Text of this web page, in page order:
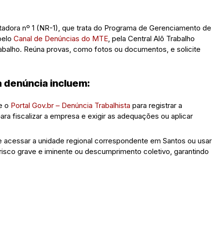
nº 1 (NR-1), que trata do Programa de Gerenciamento de
Canal de Denúncias do MTE , pela Central Alô Trabalho
Reúna provas, como fotos ou documentos, e solicite
incluem:
o Portal Gov.br – Denúncia Trabalhista para registrar a
fiscalizar a empresa e exigir as adequações ou aplicar
acessar a unidade regional correspondente em Santos ou usar
grave e iminente ou descumprimento coletivo, garantindo